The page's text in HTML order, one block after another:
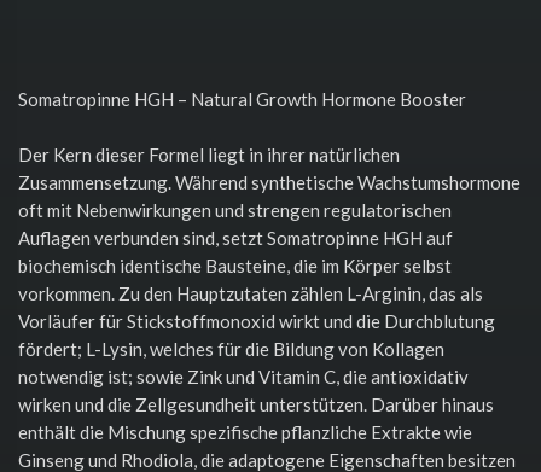
Somatropinne HGH – Natural Growth Hormone Booster
Der Kern dieser Formel liegt in ihrer natürlichen
Zusammensetzung. Während synthetische Wachstumshormone
oft mit Nebenwirkungen und strengen regulatorischen
Auflagen verbunden sind, setzt Somatropinne HGH auf
biochemisch identische Bausteine, die im Körper selbst
vorkommen. Zu den Hauptzutaten zählen L-Arginin, das als
Vorläufer für Stickstoffmonoxid wirkt und die Durchblutung
fördert; L-Lysin, welches für die Bildung von Kollagen
notwendig ist; sowie Zink und Vitamin C, die antioxidativ
wirken und die Zellgesundheit unterstützen. Darüber hinaus
enthält die Mischung spezifische pflanzliche Extrakte wie
Ginseng und Rhodiola, die adaptogene Eigenschaften besitzen